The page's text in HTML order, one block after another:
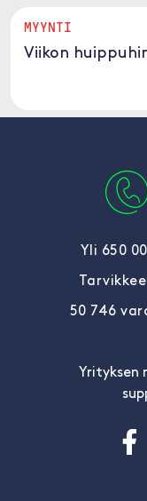
MYYNTI
Viikon
Yli 650
50 746
Yrityksen